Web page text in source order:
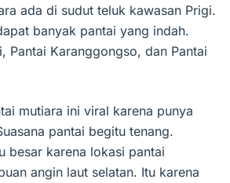
ada di sudut teluk kawasan Prigi.
banyak pantai yang indah.
Pantai Karanggongso, dan Pantai
mutiara ini viral karena punya
pantai begitu tenang.
besar karena lokasi pantai
angin laut selatan. Itu karena